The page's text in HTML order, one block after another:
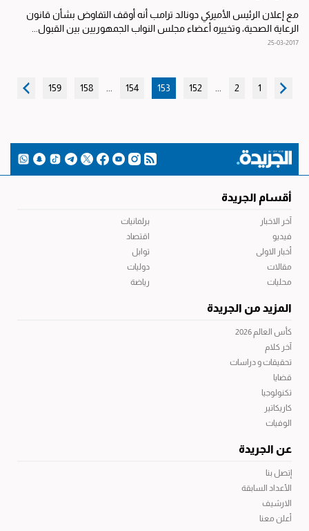
مع إعلان الرئيس الأميركي دونالد ترامب أنه أوقف التفاوض بشأن قانون
الرعاية الصحية، وتخييره أعضاء مجلس النواب الجمهوريين بين القبول...
25-03-2017
1
2
152
153
154
158
159
أقسام الجريدة
آخر الاخبار
فيديو
أخبار الاولى
مقالات
محليات
برلمانيات
اقتصاد
توابل
دوليات
رياضة
المزيد من الجريدة
كأس العالم 2026
آخر كلام
تحقيقات و دراسات
قضايا
تكنولوجيا
كاريكاتير
الوفيات
عن الجريدة
إتصل بنا
الأعداد السابقة
الارشيف
أعلن معنا